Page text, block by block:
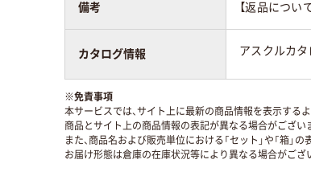
備考 【返品につい
カタログ情報 アスクルカ
※免責事項
本サービスでは、サイト上に最新の商品情報を表示するよ
商品とサイト上の商品情報の表記が異なる場合がござい
また、商品名および販売単位における「セット」や「箱」
お届け形態は倉庫の在庫状況等により異なる場合がござ